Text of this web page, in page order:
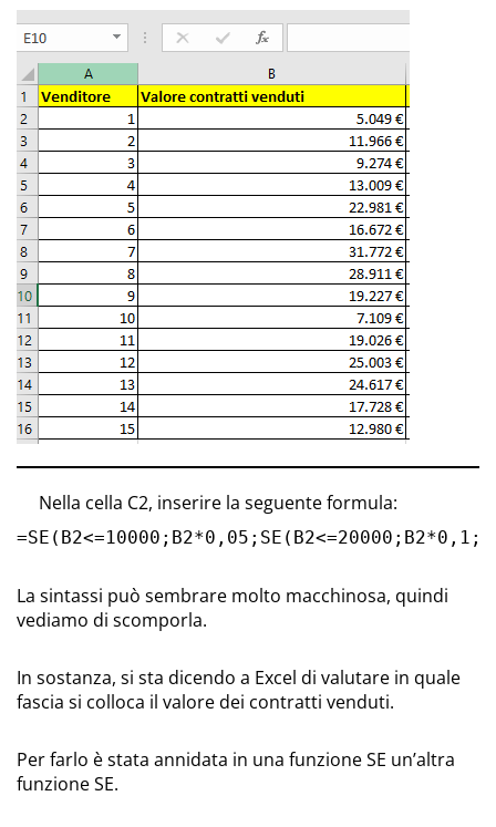
Nella cella C2, inserire la seguente formula:
La sintassi può sembrare molto macchinosa, quindi
vediamo di scomporla.
In sostanza, si sta dicendo a Excel di valutare in quale
fascia si colloca il valore dei contratti venduti.
Per farlo è stata annidata in una funzione SE un’altra
funzione SE.